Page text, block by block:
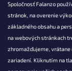
Spoločnosť Falanzo
stránok, na overenie
základného obsahu a
na webových stránkach
zhromažďujeme, vrátane
zariadení. Kliknutím na
KONTAKT
info@falanzo.sk
Falanzo.sk